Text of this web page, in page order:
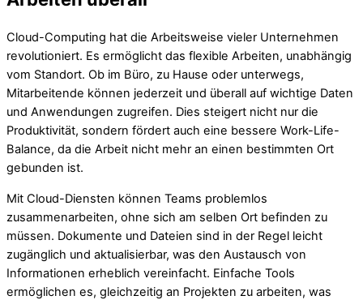
Cloud-Computing hat die Arbeitsweise vieler Unternehmen
revolutioniert. Es ermöglicht das flexible Arbeiten, unabhängig
vom Standort. Ob im Büro, zu Hause oder unterwegs,
Mitarbeitende können jederzeit und überall auf wichtige Daten
und Anwendungen zugreifen. Dies steigert nicht nur die
Produktivität, sondern fördert auch eine bessere Work-Life-
Balance, da die Arbeit nicht mehr an einen bestimmten Ort
gebunden ist.
Mit Cloud-Diensten können Teams problemlos
zusammenarbeiten, ohne sich am selben Ort befinden zu
müssen. Dokumente und Dateien sind in der Regel leicht
zugänglich und aktualisierbar, was den Austausch von
Informationen erheblich vereinfacht. Einfache Tools
ermöglichen es, gleichzeitig an Projekten zu arbeiten, was